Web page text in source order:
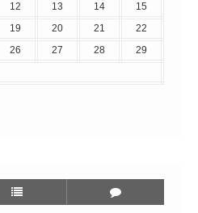
12 13 14
15
19 20 21
22
26 27 28
29